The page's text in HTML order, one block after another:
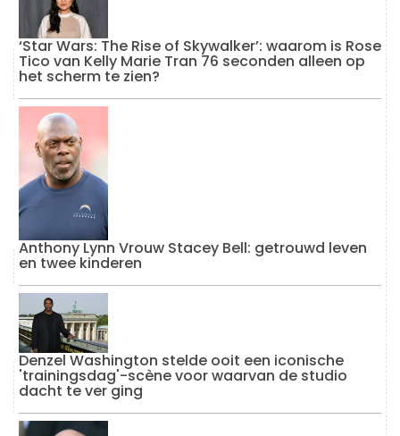
‘Star Wars: The Rise of Skywalker’: waarom is Rose
Tico van Kelly Marie Tran 76 seconden alleen op
het scherm te zien?
Anthony Lynn Vrouw Stacey Bell: getrouwd leven
en twee kinderen
Denzel Washington stelde ooit een iconische
'trainingsdag'-scène voor waarvan de studio
dacht te ver ging